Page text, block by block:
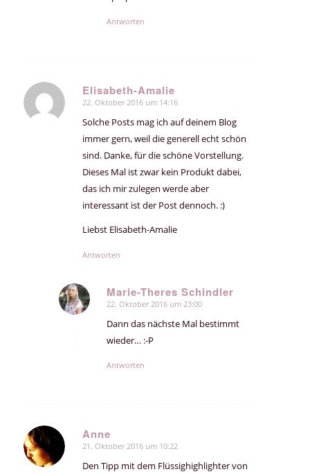
Antworten
Elisabeth-Amalie
sagte:
22. Oktober 2016 um 14:16
Solche Posts mag ich auf deinem Blog
immer gern, weil die generell echt schön
sind. Danke, für die schöne Vorstellung.
Dieses Mal ist zwar kein Produkt dabei,
das ich mir zulegen werde aber
interessant ist der Post dennoch. :)
Liebst Elisabeth-Amalie
Antworten
Marie-Theres Schindler
sagte:
22. Oktober 2016 um 23:00
Dann das nächste Mal bestimmt
wieder… :-P
Antworten
Anne
sagte:
21. Oktober 2016 um 10:22
Den Tipp mit dem Flüssighighlighter von